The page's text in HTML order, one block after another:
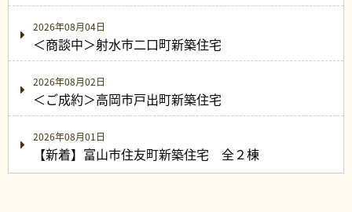
2026年08月04日
＜商談中＞射水市二口町新築住宅
2026年08月02日
＜ご成約＞高岡市戸出町新築住宅
2026年08月01日
【新着】富山市住友町新築住宅 全２棟